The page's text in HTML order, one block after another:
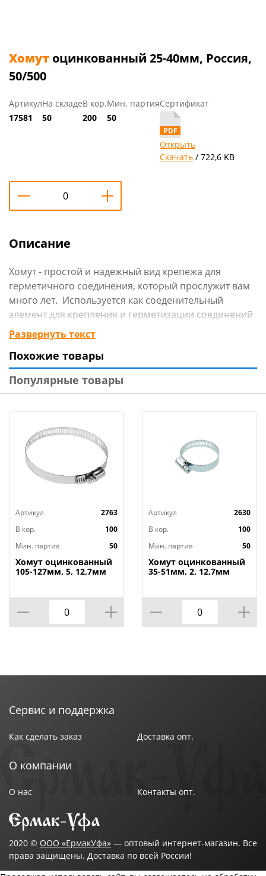
Хомут оцинкованный 25-40мм, Россия,
50/500
Артикул
17581
На складе
50
В кор.
200
Мин. партия
50
Сертификат
Открыть
Скачать / 722,6 KB
Описание
Хомут - простой и надежный вид крепежа для
герметичного соединения, который прослужит вам
много лет. Используется как соеденительный
элемент для крепления и герметизации соединений
шлангов, патрубков и других жестких и гибких
трубопроводов.
Технические характеристики:
Тип: Хомут
Материал: Оцинкованная сталь
Страна изготовитель: Россия
Развернуть текст
Похожие товары
Популярные товары
Артикул
2763
В кор.
100
Мин. партия
50
Хомут оцинкованный
105-127мм, 5, 12,7мм
Артикул
2630
В кор.
100
Мин. партия
50
Хомут оцинкованный
35-51мм, 2, 12,7мм
Сервис и поддержка
Как сделать заказ Доставка опт.
О компании
О нас Контакты опт.
2020 © ООО «ЕрмакУфа» — оптовый интернет-магазин. Все
права защищены. Доставка по всей России!